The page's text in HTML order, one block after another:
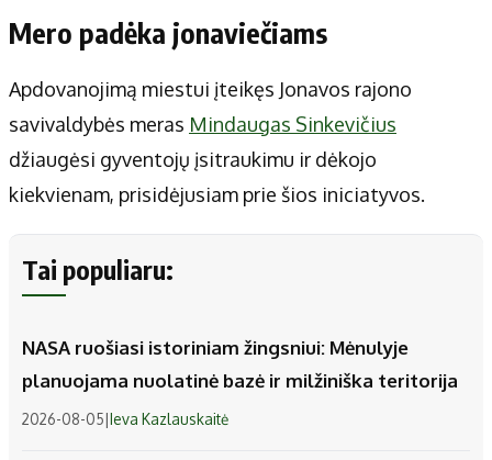
Mero padėka jonaviečiams
Apdovanojimą miestui įteikęs Jonavos rajono
savivaldybės meras Mindaugas Sinkevičius
džiaugėsi gyventojų įsitraukimu ir dėkojo
kiekvienam, prisidėjusiam prie šios iniciatyvos.
Tai populiaru:
NASA ruošiasi istoriniam žingsniui: Mėnulyje
planuojama nuolatinė bazė ir milžiniška teritorija
2026-08-05|Ieva Kazlauskaitė